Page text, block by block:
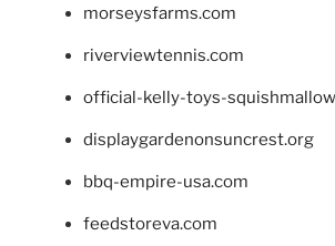
morseysfarms.com
riverviewtennis.com
official-kelly-toys-
displaygardenonsuncrest.org
bbq-empire-usa.com
feedstoreva.com